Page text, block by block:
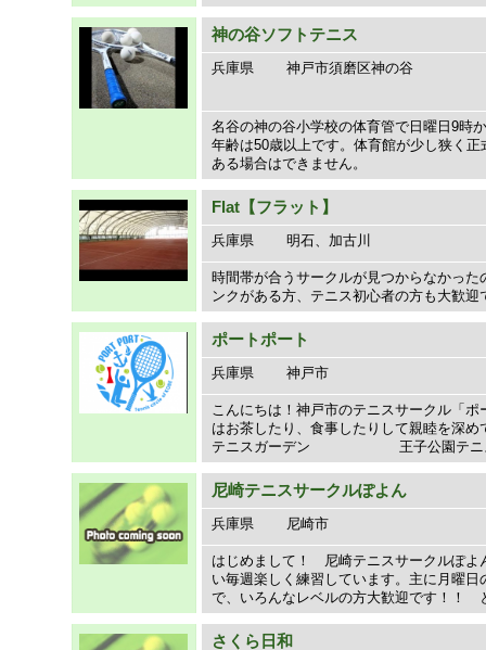
神の谷ソフトテニス
兵庫県 神戸市須磨区神の谷
名谷の神の谷小学校の体育管で日曜日9時
年齢は50歳以上です。体育館が少し狭く
ある場合はできません。
Flat【フラット】
兵庫県 明石、加古川
時間帯が合うサークルが見つからなかっ
ンクがある方、テニス初心者の方も大歓
ポートポート
兵庫県 神戸市
こんにちは！神戸市のテニスサークル「
はお茶したり、食事したりして親睦を
テニスガーデン 王子公園テニスコ
尼崎テニスサークルぽよん
兵庫県 尼崎市
はじめまして！ 尼崎テニスサークルぽよ
い毎週楽しく練習しています。主に月曜
で、いろんなレベルの方大歓迎です！！
さくら日和